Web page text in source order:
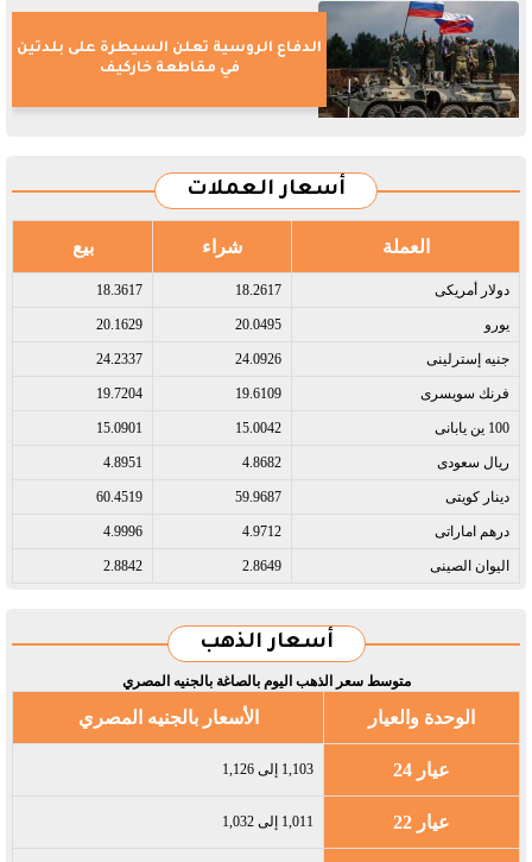
الدفاع الروسية تعلن السيطرة على بلدتين
في مقاطعة خاركيف
أسعار العملات
العملة شراء بيع
دولار أمريكى​ 18.2617
18.3617
يورو​ 20.0495
20.1629
جنيه إسترلينى​ 24.0926
24.2337
فرنك سويسرى​ 19.6109
19.7204
100 ين يابانى​ 15.0042
15.0901
ريال سعودى​ 4.8682
4.8951
دينار كويتى​ 59.9687
60.4519
درهم اماراتى​ 4.9712
4.9996
اليوان الصينى​ 2.8649
2.8842
أسعار الذهب
متوسط سعر الذهب اليوم بالصاغة بالجنيه المصري
الوحدة والعيار الأسعار بالجنيه المصري
عيار 24 1,103 إلى 1,126
عيار 22 1,011 إلى 1,032